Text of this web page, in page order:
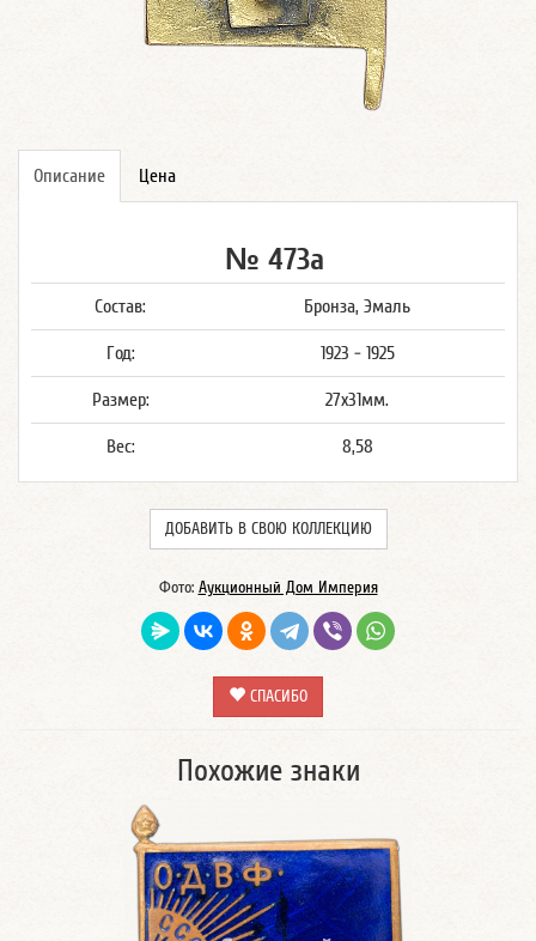
Описание Цена
№ 473а
Состав: Бронза, Эмаль
Год: 1923 - 1925
Размер: 27х31мм.
Вес: 8,58
ДОБАВИТЬ В СВОЮ КОЛЛЕКЦИЮ
Фото: Аукционный Дом Империя
СПАСИБО
Похожие знаки